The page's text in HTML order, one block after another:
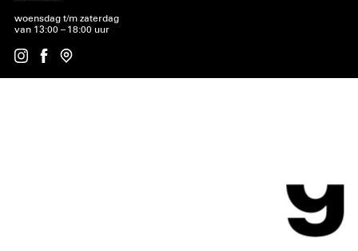
woensdag t/m zaterdag
van 13:00 – 18:00 uur